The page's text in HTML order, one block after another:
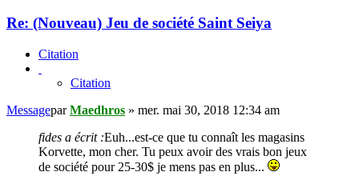
Re: (Nouveau) Jeu de société Saint Seiya
Citation
Citation
MessageparMaedhros » mer. mai 30, 2018 12:34 am
fides a écrit :Euh...est-ce que tu connaît les magasins
Korvette, mon cher. Tu peux avoir des vrais bon jeux
de société pour 25-30$ je mens pas en plus...